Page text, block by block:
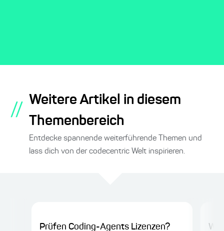
//
Weitere Artikel in diesem
Themenbereich
Entdecke spannende weiterführende Themen und
lass dich von der codecentric Welt inspirieren.
Prüfen Coding-Agents Lizenzen?